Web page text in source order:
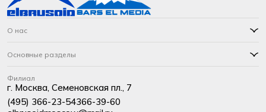
О нас
Основные разделы
Филиал
г. Москва, Семеновская пл., 7
(495) 366-23-54366-39-60